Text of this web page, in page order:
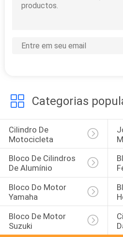
Categorias
Cilindro De
Motocicleta
Bloco De Cilindros
De Alumínio
Bloco Do Motor
Yamaha
Bloco De Motor
Suzuki